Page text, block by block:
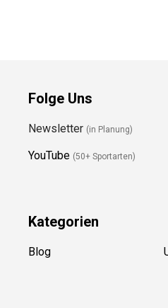
Folge Uns
Newsletter (in Planung)
YouTube (50+ Sportarten)
Kategorien
Blog